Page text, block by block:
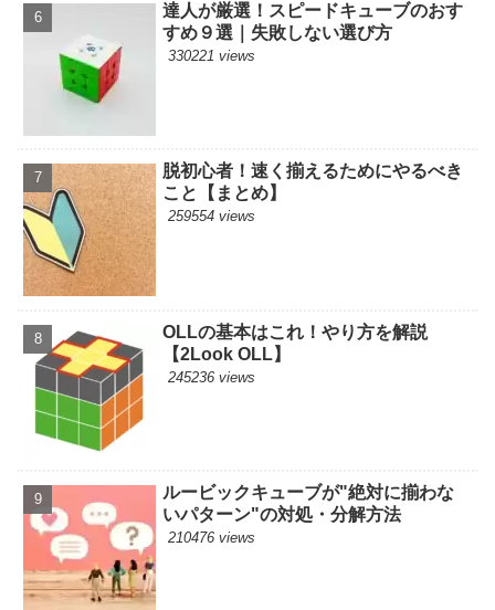
達人が厳選！スピードキューブのおす
すめ９選｜失敗しない選び方
330221 views
脱初心者！速く揃えるためにやるべき
こと【まとめ】
259554 views
OLLの基本はこれ！やり方を解説
【2Look OLL】
245236 views
ルービックキューブが"絶対に揃わな
いパターン"の対処・分解方法
210476 views